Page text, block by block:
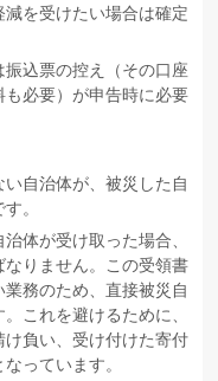
を受けたい場合は確定
込票の控え（その口座
必要）が申告時に必要
自治体が、被災した自
。
体が受け取った場合、
りません。この受領書
務のため、直接被災自
これを避けるために、
負い、受け付けた寄付
っています。